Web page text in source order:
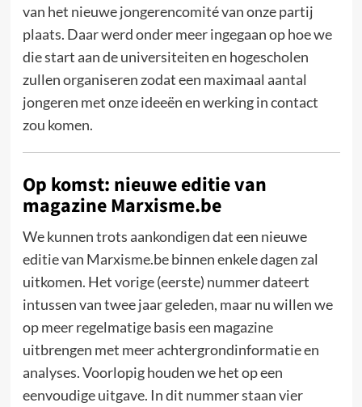
van het nieuwe jongerencomité van onze partij
plaats. Daar werd onder meer ingegaan op hoe we
die start aan de universiteiten en hogescholen
zullen organiseren zodat een maximaal aantal
jongeren met onze ideeën en werking in contact
zou komen.
Op komst: nieuwe editie van
magazine Marxisme.be
We kunnen trots aankondigen dat een nieuwe
editie van Marxisme.be binnen enkele dagen zal
uitkomen. Het vorige (eerste) nummer dateert
intussen van twee jaar geleden, maar nu willen we
op meer regelmatige basis een magazine
uitbrengen met meer achtergrondinformatie en
analyses. Voorlopig houden we het op een
eenvoudige uitgave. In dit nummer staan vier